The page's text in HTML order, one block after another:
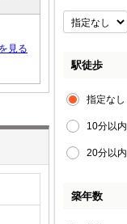
見る
駅徒歩
指定なし
10分以内
20分以内
築年数